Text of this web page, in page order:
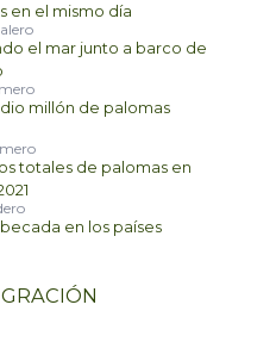
en el mismo día
el mar junto a barco de
millón de palomas
totales de palomas en
en los países